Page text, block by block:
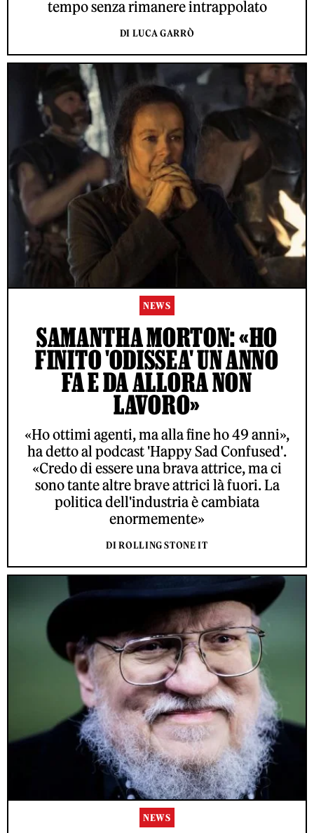
tempo senza rimanere intrappolato
DI LUCA GARRÒ
NEWS
SAMANTHA MORTON: «HO
FINITO 'ODISSEA' UN ANNO
FA E DA ALLORA NON
LAVORO»
«Ho ottimi agenti, ma alla fine ho 49 anni»,
ha detto al podcast 'Happy Sad Confused'.
«Credo di essere una brava attrice, ma ci
sono tante altre brave attrici là fuori. La
politica dell'industria è cambiata
enormemente»
DI ROLLING STONE IT
NEWS